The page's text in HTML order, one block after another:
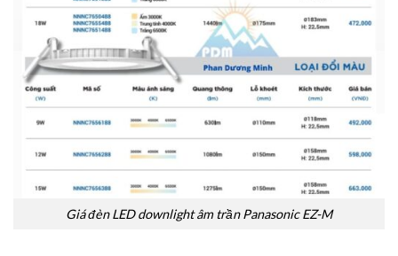
Giá đèn LED downlight âm trần Panasonic EZ-M